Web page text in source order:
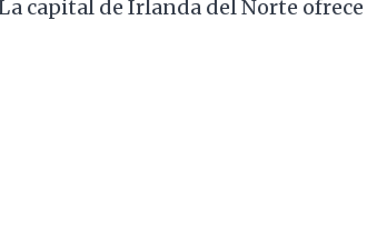
capital de Irlanda del Norte ofrece